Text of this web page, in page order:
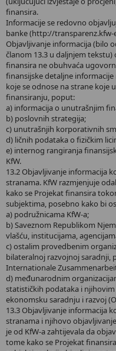
finansira.
Informacije se redovno
banke (http://
Objavljivanje informacija (bilo
članom 13.3 u daljnjem
finansira ne obuhvaća
finansijske detaljne
koje se odnose na strane koje
finansiranju, poput:
a) informacija o unutrašnjim
b) poslovnih strategija;
c) unutrašnjih korporativnih
d) ličnih podataka o fizičkim
e) internog rangiranja
KfW.
13.2 Objavljivanje informacija
stranama. KfW razmjenjuje
kako se Projekat finansira
subjektima, posebno kako bi
a) podružnicama KfW-a;
b) Saveznom Republikom
vlašću, institucijama,
c) ostalim provedbenim
bilateralnoj razvojnoj saradnji,
Internationale
d) međunarodnim
statističkih podataka i
ekonomsku saradnju i razvoj
13.3 Objavljivanje informacija
stranama i njihovo
je od KfW-a zahtijevala da
tome kako se Projekat